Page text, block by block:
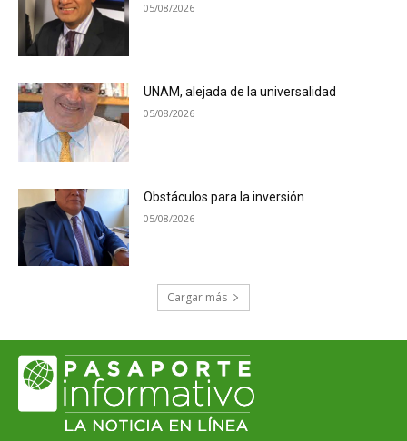
05/08/2026
UNAM, alejada de la universalidad
05/08/2026
Obstáculos para la inversión
05/08/2026
Cargar más